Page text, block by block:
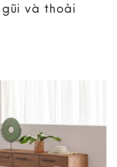
và thoải